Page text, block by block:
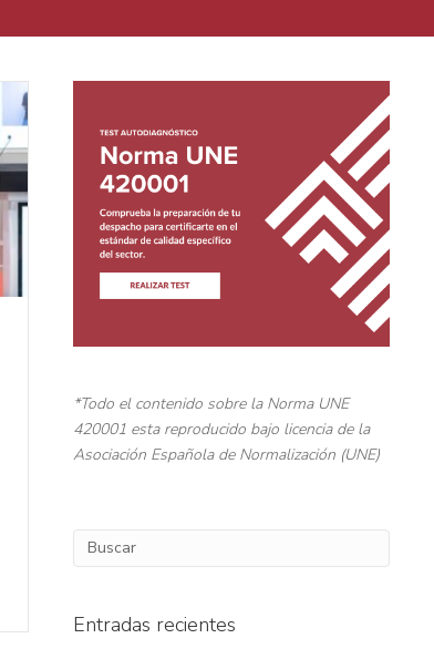
*Todo el contenido sobre la Norma UNE
420001 esta reproducido bajo licencia de la
Asociación Española de Normalización (UNE)
Entradas recientes